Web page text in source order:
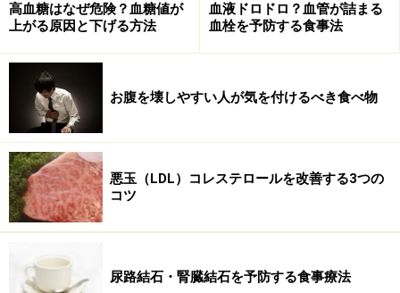
高血糖はなぜ危険？血糖値が
上がる原因と下げる方法
血液ドロドロ？血管が詰まる
血栓を予防する食事法
お腹を壊しやすい人が気を付けるべき食べ物
悪玉（LDL）コレステロールを改善する3つの
コツ
尿路結石・腎臓結石を予防する食事療法